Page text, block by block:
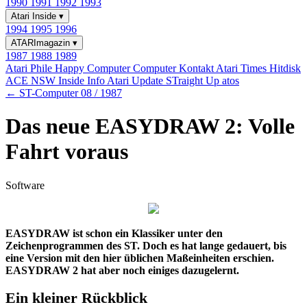
1990 1991 1992 1993
Atari Inside ▾
1994 1995 1996
ATARImagazin ▾
1987 1988 1989
Atari Phile Happy ComputerComputer Kontakt Atari Times Hitdisk
ACE NSW Inside Info Atari Update STraight Up atos
← ST-Computer 08 / 1987
Das neue EASYDRAW 2: Volle
Fahrt voraus
Software
EASYDRAW ist schon ein Klassiker unter den
Zeichenprogrammen des ST. Doch es hat lange gedauert, bis
eine Version mit den hier üblichen Maßeinheiten erschien.
EASYDRAW 2 hat aber noch einiges dazugelernt.
Ein kleiner Rückblick